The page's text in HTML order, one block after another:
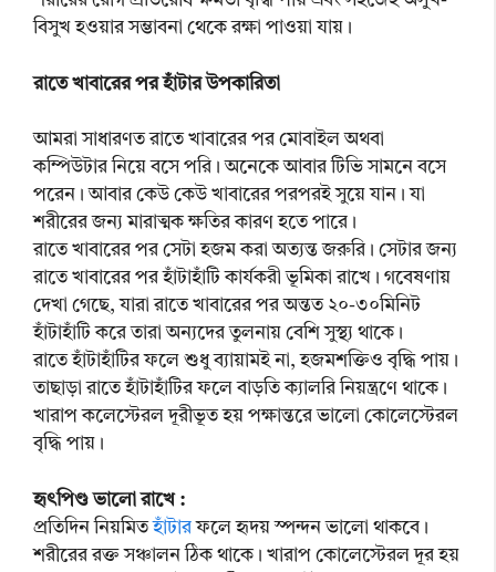
বিসুখ হওয়ার সম্ভাবনা থেকে রক্ষা পাওয়া যায়।
রাতে খাবারের পর হাঁটার উপকারিতা
আমরা সাধারণত রাতে খাবারের পর মোবাইল অথবা
কম্পিউটার নিয়ে বসে পরি। অনেকে আবার টিভি সামনে বসে
পরেন। আবার কেউ কেউ খাবারের পরপরই সুয়ে যান। যা
শরীরের জন্য মারাত্মক ক্ষতির কারণ হতে পারে।
রাতে খাবারের পর সেটা হজম করা অত্যন্ত জরুরি। সেটার জন্য
রাতে খাবারের পর হাঁটাহাঁটি কার্যকরী ভূমিকা রাখে। গবেষণায়
দেখা গেছে, যারা রাতে খাবারের পর অন্তত ২০-৩০মিনিট
হাঁটাহাঁটি করে তারা অন্যদের তুলনায় বেশি সুস্থ্য থাকে।
রাতে হাঁটাহাঁটির ফলে শুধু ব্যায়ামই না, হজমশক্তিও বৃদ্ধি পায়।
তাছাড়া রাতে হাঁটাহাঁটির ফলে বাড়তি ক্যালরি নিয়ন্ত্রণে থাকে।
খারাপ কলেস্টেরল দূরীভূত হয় পক্ষান্তরে ভালো কোলেস্টেরল
বৃদ্ধি পায়।
হৃৎপিণ্ড ভালো রাখে :
প্রতিদিন নিয়মিতহাঁটারফলে হৃদয় স্পন্দন ভালো থাকবে।
শরীরের রক্ত সঞ্চালন ঠিক থাকে। খারাপ কোলেস্টেরল দূর হয়